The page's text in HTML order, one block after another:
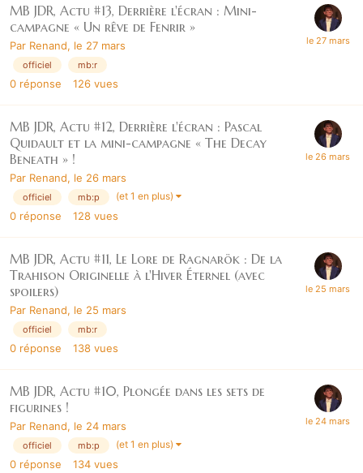
MB JDR, Actu #13, Derrière l'écran : Mini-
campagne « Un rêve de Fenrir »
Par Renand, le 27 mars
officiel mb:r
0 réponse 126 vues
MB JDR, Actu #12, Derrière l'écran : Pascal
Quidault et la mini-campagne « The Decay
Beneath » !
Par Renand, le 26 mars
officiel mb:p (et 1 en plus)
0 réponse 128 vues
MB JDR, Actu #11, Le Lore de Ragnarök : De la
Trahison Originelle à l'Hiver Éternel (avec
spoilers)
Par Renand, le 25 mars
officiel mb:r
0 réponse 138 vues
MB JDR, Actu #10, Plongée dans les sets de
figurines !
Par Renand, le 24 mars
officiel mb:p (et 1 en plus)
0 réponse 134 vues